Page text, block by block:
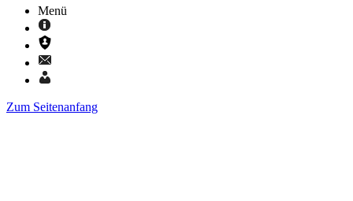
Menü
Zum Seitenanfang